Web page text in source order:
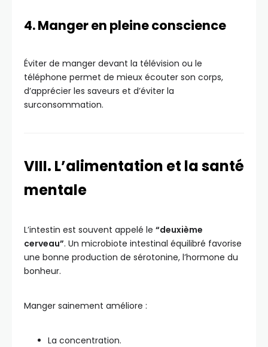
4. Manger en pleine conscience
Éviter de manger devant la télévision ou le
téléphone permet de mieux écouter son corps,
d’apprécier les saveurs et d’éviter la
surconsommation.
VIII. L’alimentation et la santé
mentale
L’intestin est souvent appelé le “deuxième
cerveau”. Un microbiote intestinal équilibré favorise
une bonne production de sérotonine, l’hormone du
bonheur.
Manger sainement améliore :
La concentration.